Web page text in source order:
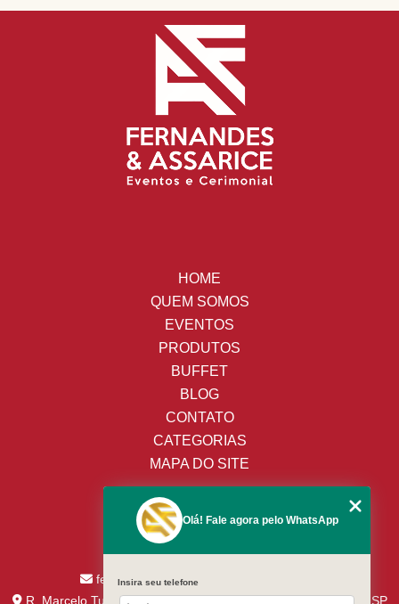
HOME
QUEM SOMOS
EVENTOS
PRODUTOS
BUFFET
BLOG
CONTATO
CATEGORIAS
MAPA DO SITE
(19) 3428-8443
(19) 99652-9009
(19) 99138-9153
fernandes.assaricelocacao@uol.com.br
R. Marcelo Tupinamba nº 244 - Jd. Santa CecíliaPiracicaba - SP
Olá! Fale agora pelo WhatsApp
Insira seu telefone